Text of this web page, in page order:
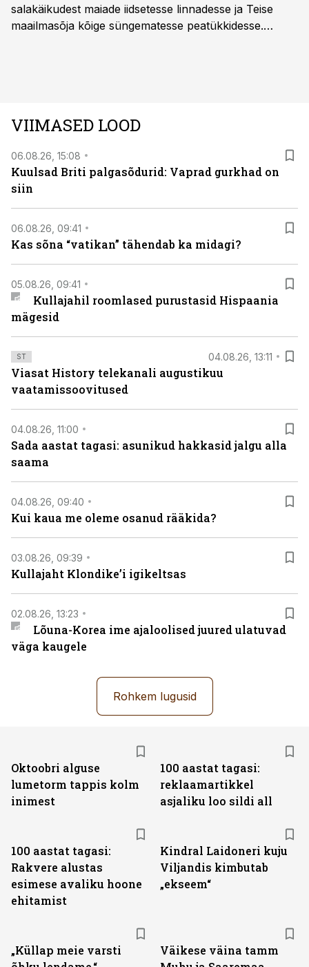
salakäikudest maiade iidsetesse linnadesse ja Teise
maailmasõja kõige süngematesse peatükkidesse.
viasathistory.eu/ee
VIIMASED LOOD
06.08.26, 15:08
Kuulsad Briti palgasõdurid: Vaprad gurkhad on
siin
06.08.26, 09:41
Kas sõna “vatikan” tähendab ka midagi?
05.08.26, 09:41
Kullajahil roomlased purustasid Hispaania
mägesid
ST 04.08.26, 13:11
Viasat History telekanali augustikuu
vaatamissoovitused
04.08.26, 11:00
Sada aastat tagasi: asunikud hakkasid jalgu alla
saama
04.08.26, 09:40
Kui kaua me oleme osanud rääkida?
03.08.26, 09:39
Kullajaht Klondike’i igikeltsas
02.08.26, 13:23
Lõuna-Korea ime ajaloolised juured ulatuvad
väga kaugele
Rohkem lugusid
Oktoobri alguse
lumetorm tappis kolm
inimest
100 aastat tagasi:
reklaamartikkel
asjaliku loo sildi all
100 aastat tagasi:
Rakvere alustas
esimese avaliku hoone
ehitamist
Kindral Laidoneri kuju
Viljandis kimbutab
„ekseem“
„Küllap meie varsti
Väikese väina tamm